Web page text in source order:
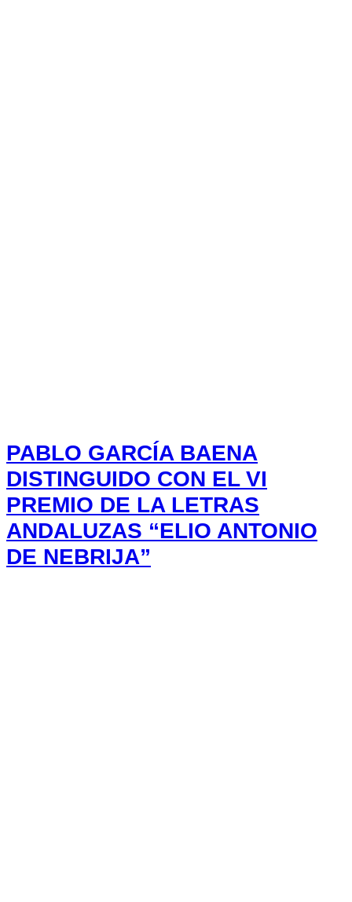
PABLO GARCÍA BAENA
DISTINGUIDO CON EL VI
PREMIO DE LA LETRAS
ANDALUZAS “ELIO ANTONIO
DE NEBRIJA”